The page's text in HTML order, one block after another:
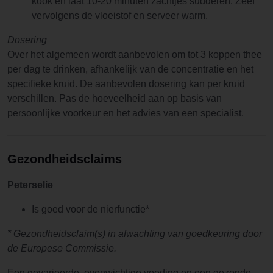
vervolgens de vloeistof en serveer warm.
Dosering
Over het algemeen wordt aanbevolen om tot 3 koppen thee
per dag te drinken, afhankelijk van de concentratie en het
specifieke kruid. De aanbevolen dosering kan per kruid
verschillen. Pas de hoeveelheid aan op basis van
persoonlijke voorkeur en het advies van een specialist.
Gezondheidsclaims
Peterselie
Is goed voor de nierfunctie*
* Gezondheidsclaim(s) in afwachting van goedkeuring door
de Europese Commissie.